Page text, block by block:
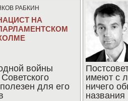
РАБКИН
НА
войны
для его
имеют с
ничего
названия